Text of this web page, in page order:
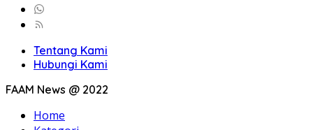
Tentang Kami
Hubungi Kami
FAAM News @ 2022
Home